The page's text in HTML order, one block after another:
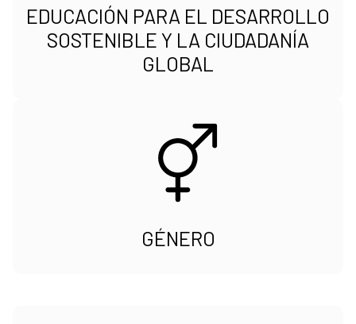
EDUCACIÓN PARA EL DESARROLLO
SOSTENIBLE Y LA CIUDADANÍA
GLOBAL
GÉNERO